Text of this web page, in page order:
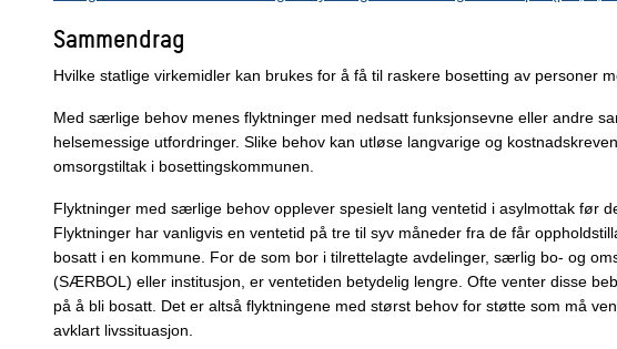
Sammendrag
Hvilke statlige virkemidler kan brukes for å få til raskere bosetting av personer
Med særlige behov menes flyktninger med nedsatt funksjonsevne eller andre
helsemessige utfordringer. Slike behov kan utløse langvarige og
omsorgstiltak i bosettingskommunen.
Flyktninger med særlige behov opplever spesielt lang ventetid i asylmottak før
Flyktninger har vanligvis en ventetid på tre til syv måneder fra de får
bosatt i en kommune. For de som bor i tilrettelagte avdelinger, særlig bo- og
(SÆRBOL) eller institusjon, er ventetiden betydelig lengre. Ofte venter disse
på å bli bosatt. Det er altså flyktningene med størst behov for støtte som må
avklart livssituasjon.